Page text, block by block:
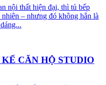
nội thất hiện đại, thì tủ bếp
– nhưng đó không hẳn là
CĂN HỘ STUDIO